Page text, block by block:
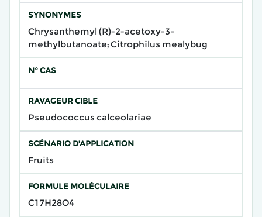
SYNONYMES
Chrysanthemyl (R)-2-acetoxy-3-
methylbutanoate; Citrophilus mealybug
N° CAS
RAVAGEUR CIBLE
Pseudococcus calceolariae
SCÉNARIO D'APPLICATION
Fruits
FORMULE MOLÉCULAIRE
C17H28O4